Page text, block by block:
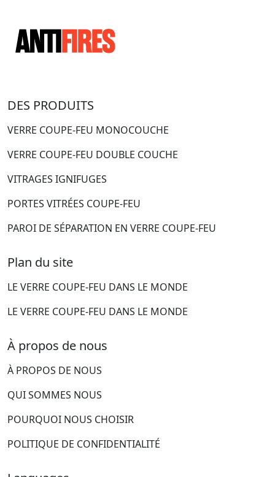
DES PRODUITS
VERRE COUPE-FEU MONOCOUCHE
VERRE COUPE-FEU DOUBLE COUCHE
VITRAGES IGNIFUGES
PORTES VITRÉES COUPE-FEU
PAROI DE SÉPARATION EN VERRE COUPE-FEU
Plan du site
LE VERRE COUPE-FEU DANS LE MONDE
LE VERRE COUPE-FEU DANS LE MONDE
À propos de nous
À PROPOS DE NOUS
QUI SOMMES NOUS
POURQUOI NOUS CHOISIR
POLITIQUE DE CONFIDENTIALITÉ